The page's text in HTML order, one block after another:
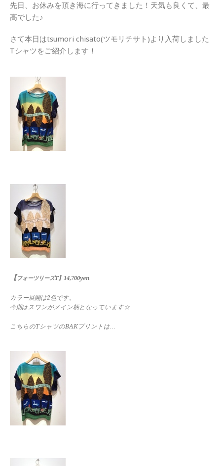
先日、お休みを頂き海に行ってきました！天気も良くて、最
高でした♪
さて本日はtsumori chisato(ツモリチサト)より入荷しました
Tシャツをご紹介します！
【 フォーツリーズT】14,700yen
カラー展開は2色です。
今期はスワンがメイン柄となっています☆
こちらのTシャツのBAKプリントは…